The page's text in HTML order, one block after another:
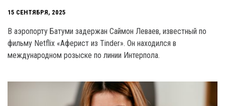
15 СЕНТЯБРЯ, 2025
В аэропорту Батуми задержан Саймон Леваев, известный по
фильму Netflix «Аферист из Tinder». Он находился в
международном розыске по линии Интерпола.